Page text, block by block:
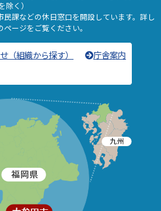
除く）
課などの休日窓口を開設しています。詳し
ページをご覧ください。
（組織から探す）
庁舎案内